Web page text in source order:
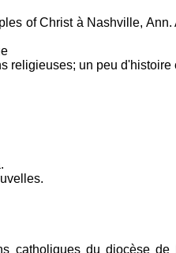
of Christ à Nashville,
religieuses; un peu d'histoire
catholiques du diocèse de